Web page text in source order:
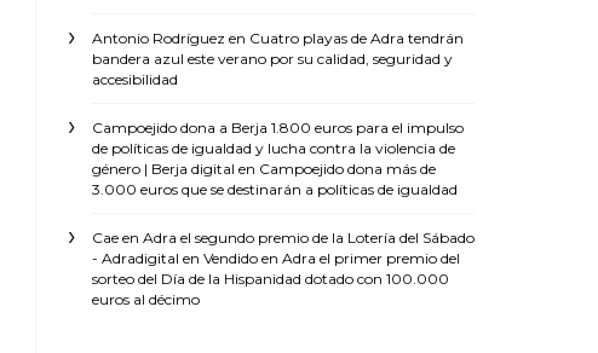
Antonio Rodríguez en Cuatro playas de Adra tendrán
bandera azul este verano por su calidad, seguridad y
accesibilidad
Campoejido dona a Berja 1.800 euros para el impulso
de políticas de igualdad y lucha contra la violencia de
género | Berja digital en Campoejido dona más de
3.000 euros que se destinarán a políticas de igualdad
Cae en Adra el segundo premio de la Lotería del Sábado
- Adradigital en Vendido en Adra el primer premio del
sorteo del Día de la Hispanidad dotado con 100.000
euros al décimo